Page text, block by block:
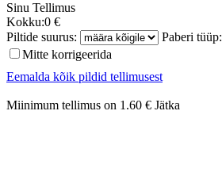
Sinu Tellimus
Kokku:0 €
Piltide suurus:
Paberi tüüp:
Mitte korrigeerida
Eemalda kõik pildid tellimusest
Miinimum tellimus on 1.60 € Jätka